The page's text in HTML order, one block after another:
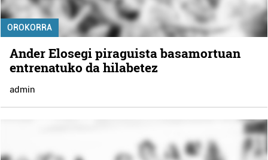
OROKORRA
Ander Elosegi piraguista basamortuan
entrenatuko da hilabetez
admin